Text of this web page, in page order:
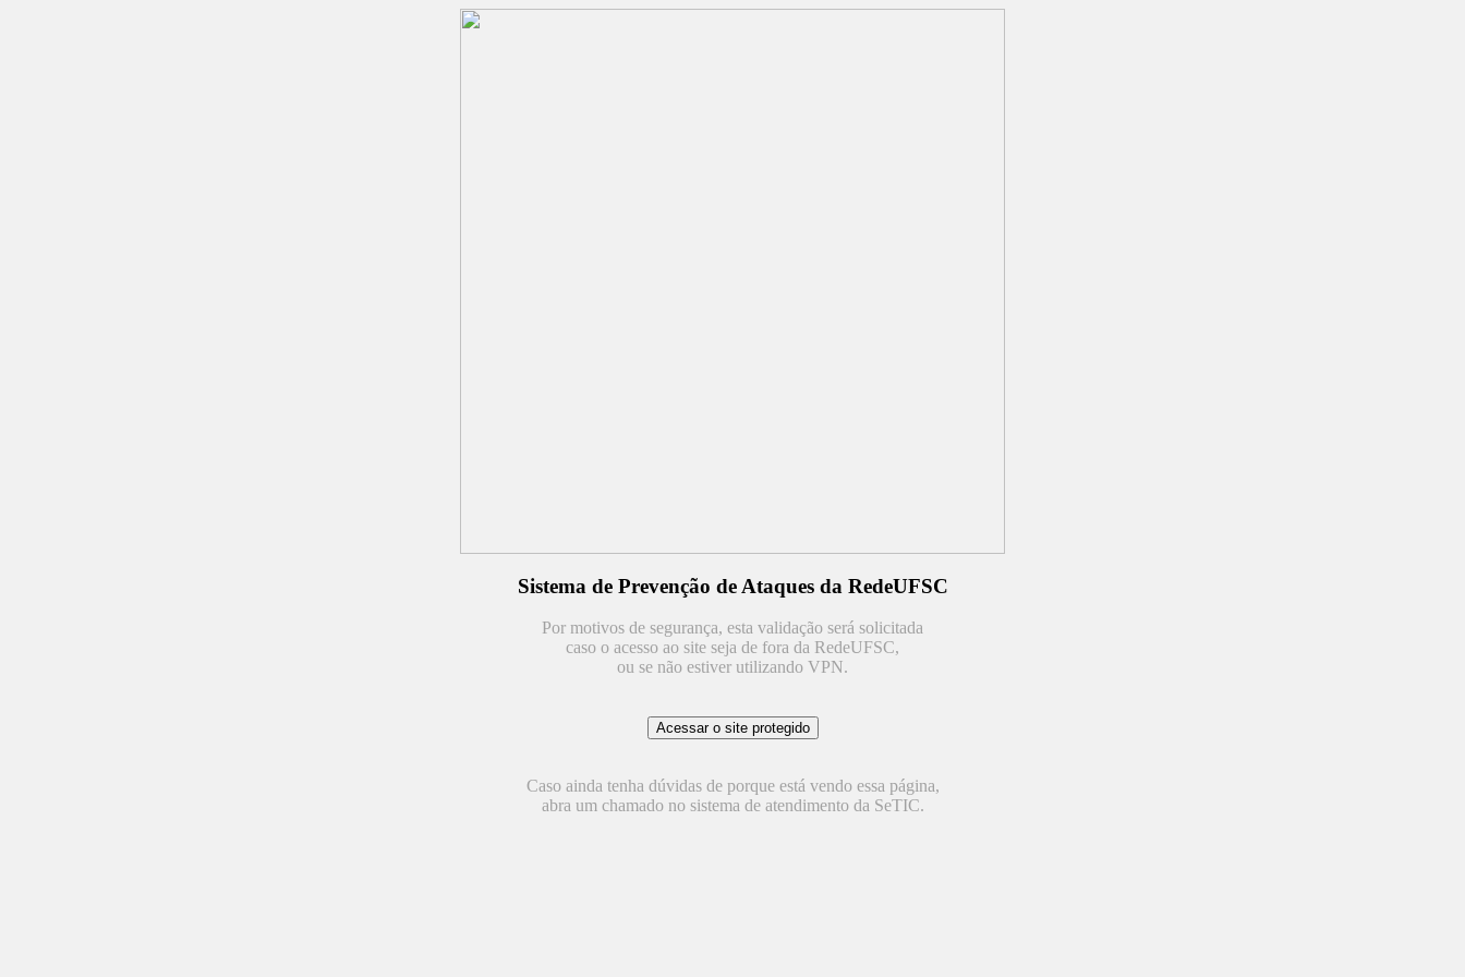
Sistema de Prevenção de Ataques da RedeUFSC
Por motivos de segurança, esta validação será solicitada
caso o acesso ao site seja de fora da RedeUFSC,
ou se não estiver utilizando VPN.
Caso ainda tenha dúvidas de porque está vendo essa página,
abra um chamado no sistema de atendimento da SeTIC.